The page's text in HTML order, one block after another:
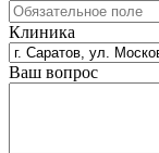
Клиника
Ваш вопрос